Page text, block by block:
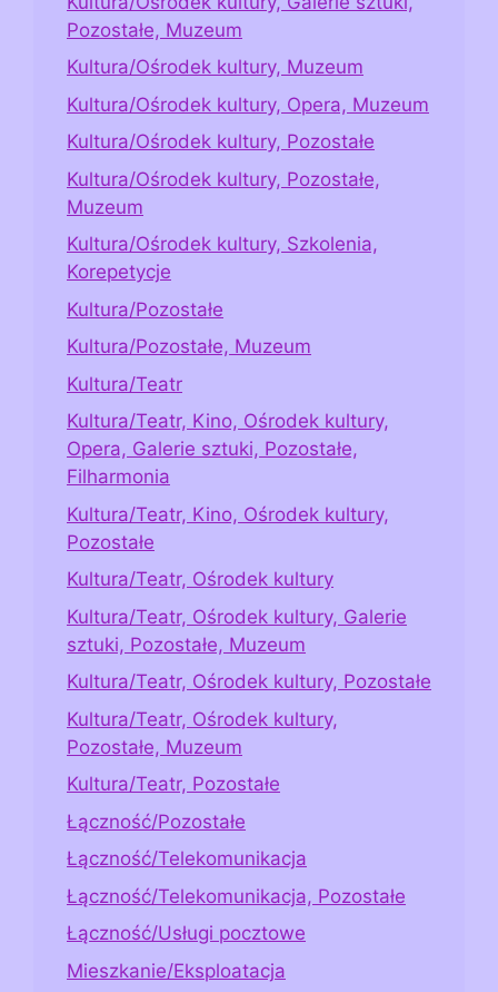
Pozostałe, Muzeum
Kultura/Ośrodek kultury, Muzeum
Kultura/Ośrodek kultury, Opera, Muzeum
Kultura/Ośrodek kultury, Pozostałe
Kultura/Ośrodek kultury, Pozostałe,
Muzeum
Kultura/Ośrodek kultury, Szkolenia,
Korepetycje
Kultura/Pozostałe
Kultura/Pozostałe, Muzeum
Kultura/Teatr
Kultura/Teatr, Kino, Ośrodek kultury,
Opera, Galerie sztuki, Pozostałe,
Filharmonia
Kultura/Teatr, Kino, Ośrodek kultury,
Pozostałe
Kultura/Teatr, Ośrodek kultury
Kultura/Teatr, Ośrodek kultury, Galerie
sztuki, Pozostałe, Muzeum
Kultura/Teatr, Ośrodek kultury, Pozostałe
Kultura/Teatr, Ośrodek kultury,
Pozostałe, Muzeum
Kultura/Teatr, Pozostałe
Łączność/Pozostałe
Łączność/Telekomunikacja
Łączność/Telekomunikacja, Pozostałe
Łączność/Usługi pocztowe
Mieszkanie/Eksploatacja